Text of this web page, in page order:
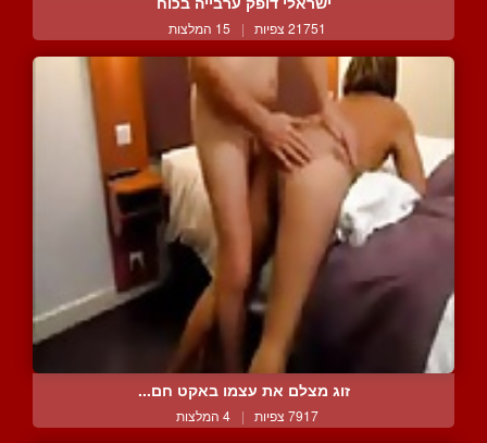
21751 צפיות | 15 המלצות
זוג מצלם את עצמו באקט חם...
7917 צפיות | 4 המלצות